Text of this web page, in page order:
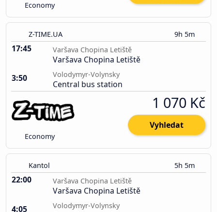
Economy
Z-TIME.UA 9h 5m
17:45 Varšava Chopina Letiště
Varšava Chopina Letiště
3:50
Volodymyr-Volynsky
Central bus station
Economy
1 070 Kč
Vyhledat
Kantol 5h 5m
22:00 Varšava Chopina Letiště
Varšava Chopina Letiště
4:05
Volodymyr-Volynsky